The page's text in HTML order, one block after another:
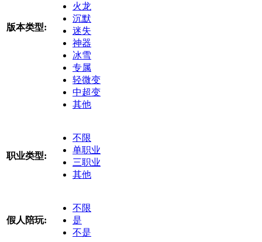
版本类型:
火龙
沉默
迷失
神器
冰雪
专属
轻微变
中超变
其他
职业类型:
不限
单职业
三职业
其他
假人陪玩:
不限
是
不是